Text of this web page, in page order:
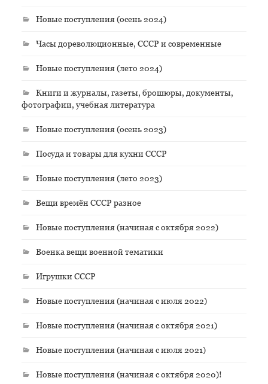
Новые поступления (осень 2024)
Часы дореволюционные, СССР и современные
Новые поступления (лето 2024)
Книги и журналы, газеты, брошюры, документы,
фотографии, учебная литература
Новые поступления (осень 2023)
Посуда и товары для кухни СССР
Новые поступления (лето 2023)
Вещи времён СССР разное
Новые поступления (начиная с октября 2022)
Военка вещи военной тематики
Игрушки СССР
Новые поступления (начиная с июля 2022)
Новые поступления (начиная с октября 2021)
Новые поступления (начиная с июля 2021)
Новые поступления (начиная с октября 2020)!